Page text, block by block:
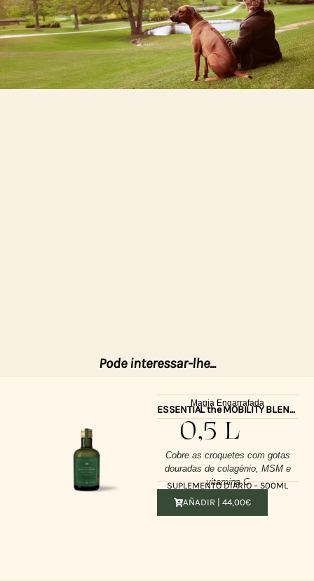
Pode interessar-lhe...
Magia Engarrafada
ESSENTIAL the MOBILITY BLEND 500ml
0,5 L
Cobre as croquetes com gotas
douradas de colagénio, MSM e
vitamina C
SUPLEMENTO DIÁRIO – 500ML
AÑADIR |44,00€